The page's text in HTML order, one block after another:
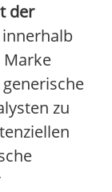
der
Marke
zu